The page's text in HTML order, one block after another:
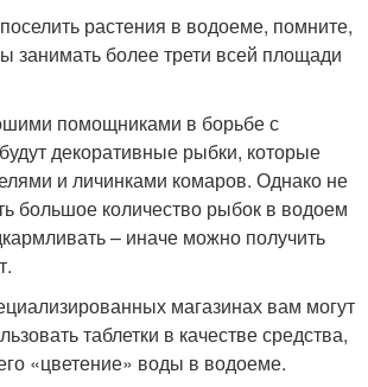
растения в водоеме, помните,
занимать более трети всей площади
помощниками в борьбе с
декоративные рыбки, которые
и личинками комаров. Однако не
большое количество рыбок в водоем
– иначе можно получить
магазинах вам могут
таблетки в качестве средства,
«цветение» воды в водоеме.